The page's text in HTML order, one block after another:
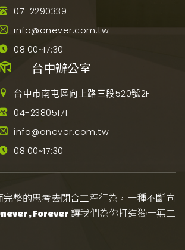
07-2290339
info@onever.com.tw
08:00~17:30
｜ 台中辦公室
台中市南屯區向上路三段520號2F
04-23805171
info@onever.com.tw
08:00~17:30
整的思考去閉合工程行為，一種不斷向
, Forever 讓我們為你打造獨一無二